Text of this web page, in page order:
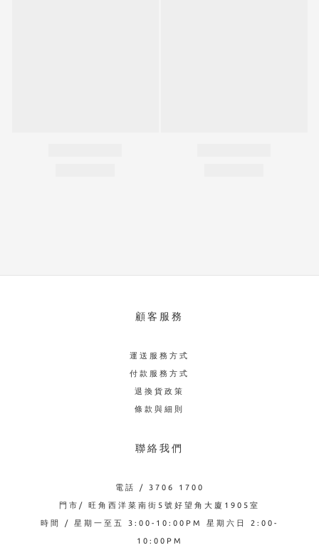
顧客服務
運送服務方式
付款服務方式
退換貨政策
條款與細則
聯絡我們
電話 / 3706 1700
門市/ 旺角西洋菜南街5號好望角大廈1905室
時間 / 星期一至五 3:00-10:00PM 星期六日 2:00-
10:00PM